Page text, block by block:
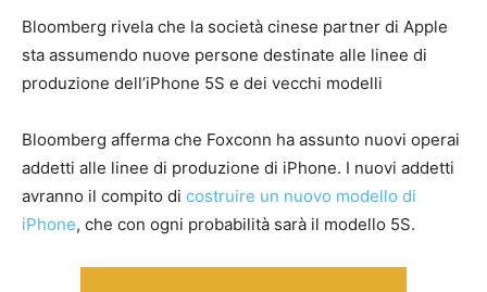
Bloomberg rivela che la società cinese partner di Apple
sta assumendo nuove persone destinate alle linee di
produzione dell’iPhone 5S e dei vecchi modelli
Bloomberg afferma che Foxconn ha assunto nuovi operai
addetti alle linee di produzione di iPhone. I nuovi addetti
avranno il compito di costruire un nuovo modello di
iPhone, che con ogni probabilità sarà il modello 5S.